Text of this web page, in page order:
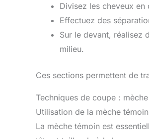
Divisez les cheveux en
Effectuez des
Sur le devant, réalisez
milieu.
Ces sections permettent de
Techniques de coupe :
Utilisation de la mèche témoin
La mèche témoin est